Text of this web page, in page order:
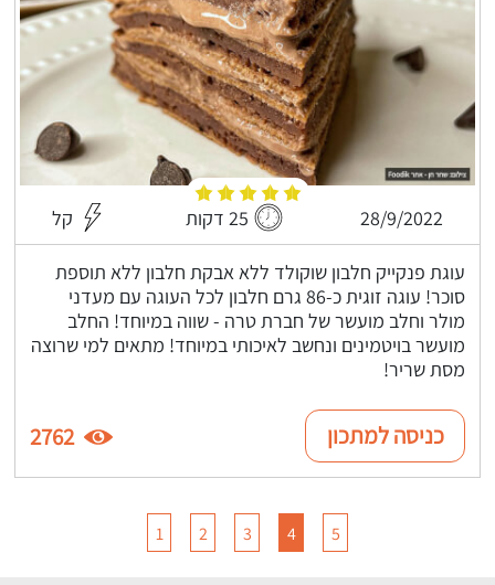
28/9/2022 25 דקות קל
עוגת פנקייק חלבון שוקולד ללא אבקת חלבון ללא תוספת
סוכר! עוגה זוגית כ-86 גרם חלבון לכל העוגה עם מעדני
מולר וחלב מועשר של חברת טרה - שווה במיוחד! החלב
מועשר בויטמינים ונחשב לאיכותי במיוחד! מתאים למי שרוצה
מסת שריר!
כניסה למתכון 2762
1 2 3 4 5